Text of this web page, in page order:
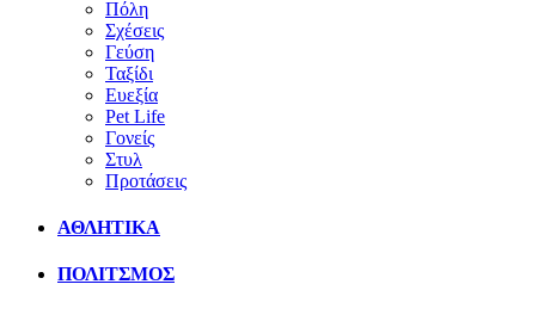
Πόλη
Σχέσεις
Γεύση
Ταξίδι
Ευεξία
Pet Life
Γονείς
Στυλ
Προτάσεις
ΑΘΛΗΤΙΚΑ
ΠΟΛΙΤΣΜΟΣ